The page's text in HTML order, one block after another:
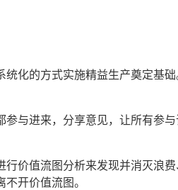
化的方式实施精益生产奠定基
与进来，分享意见，让所有参
价值流图分析来发现并消灭浪
开价值流图。